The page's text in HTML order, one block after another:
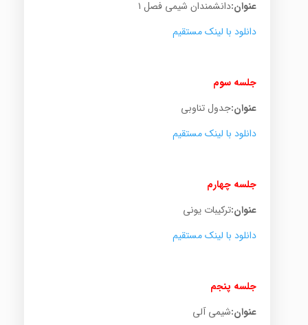
عنوان:دانشمندان شیمی فصل ۱
دانلود با لینک مستقیم
جلسه سوم
عنوان:جدول تناوبی
دانلود با لینک مستقیم
جلسه چهارم
عنوان:ترکیبات یونی
دانلود با لینک مستقیم
جلسه پنجم
عنوان:شیمی آلی